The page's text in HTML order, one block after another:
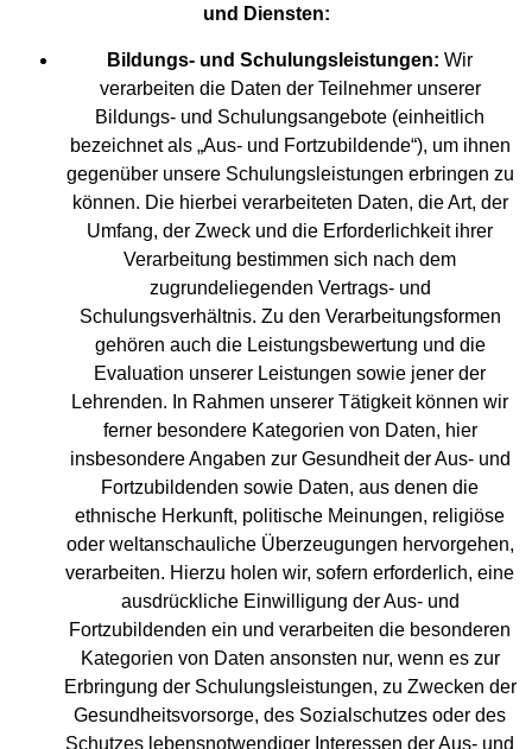
und Diensten:
Bildungs- und Schulungsleistungen: Wir
verarbeiten die Daten der Teilnehmer unserer
Bildungs- und Schulungsangebote (einheitlich
bezeichnet als „Aus- und Fortzubildende“), um ihnen
gegenüber unsere Schulungsleistungen erbringen zu
können. Die hierbei verarbeiteten Daten, die Art, der
Umfang, der Zweck und die Erforderlichkeit ihrer
Verarbeitung bestimmen sich nach dem
zugrundeliegenden Vertrags- und
Schulungsverhältnis. Zu den Verarbeitungsformen
gehören auch die Leistungsbewertung und die
Evaluation unserer Leistungen sowie jener der
Lehrenden. In Rahmen unserer Tätigkeit können wir
ferner besondere Kategorien von Daten, hier
insbesondere Angaben zur Gesundheit der Aus- und
Fortzubildenden sowie Daten, aus denen die
ethnische Herkunft, politische Meinungen, religiöse
oder weltanschauliche Überzeugungen hervorgehen,
verarbeiten. Hierzu holen wir, sofern erforderlich, eine
ausdrückliche Einwilligung der Aus- und
Fortzubildenden ein und verarbeiten die besonderen
Kategorien von Daten ansonsten nur, wenn es zur
Erbringung der Schulungsleistungen, zu Zwecken der
Gesundheitsvorsorge, des Sozialschutzes oder des
Schutzes lebensnotwendiger Interessen der Aus- und